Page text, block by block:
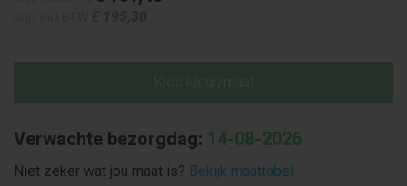
Verwachte bezorgdag: 14-08-2026
Niet zeker wat jou maat is? Bekijk maattabel